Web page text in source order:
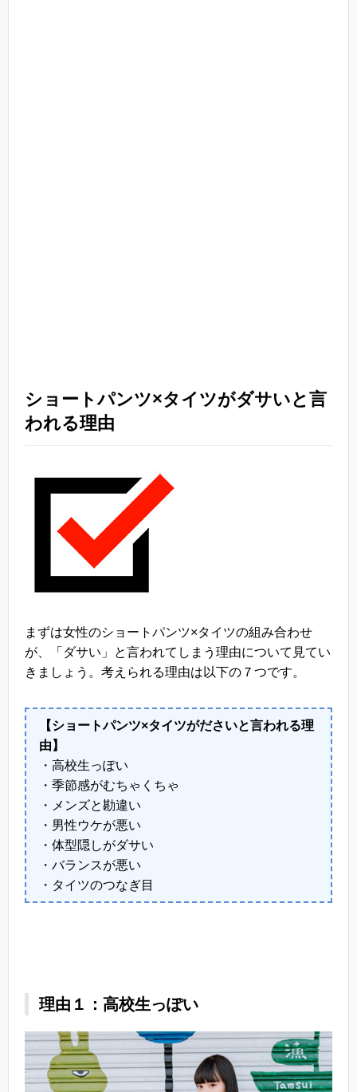
ショートパンツ×タイツがダサいと言
われる理由
まずは女性のショートパンツ×タイツの組み合わせ
が、「ダサい」と言われてしまう理由について見てい
きましょう。考えられる理由は以下の７つです。
【ショートパンツ×タイツがださいと言われる理
由】
・高校生っぽい
・季節感がむちゃくちゃ
・メンズと勘違い
・男性ウケが悪い
・体型隠しがダサい
・バランスが悪い
・タイツのつなぎ目
理由１：高校生っぽい